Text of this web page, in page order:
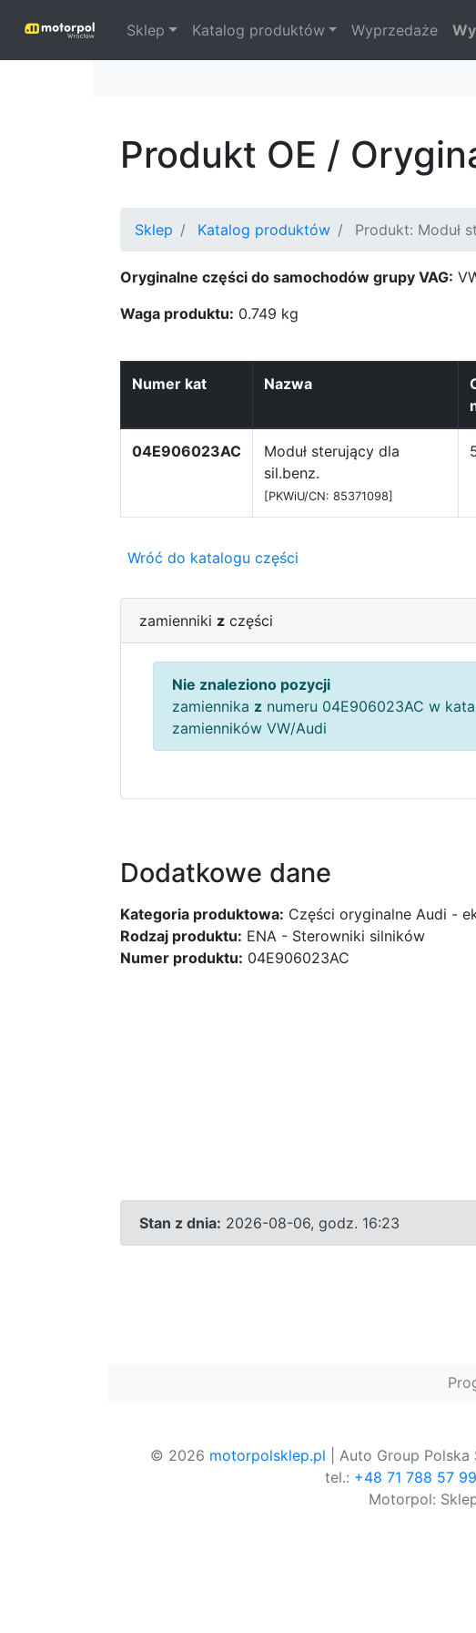
Sklep Katalog produktów Wyprzedaże
Produkt OE /
Sklep Katalog produktów Produkt: Moduł
Oryginalne części do samochodów grupy VAG:
Waga produktu: 0.749 kg
Numer kat Nazwa
04E906023AC
Moduł sterujący dla
sil.benz.
[PKWiU/CN: 85371098]
Wróć do katalogu części
zamienniki z części
Nie znaleziono pozycji
zamiennika z numeru 04E906023AC w
zamienników VW/Audi
Dodatkowe dane
Kategoria produktowa: Części oryginalne Audi -
Rodzaj produktu: ENA - Sterowniki silników
Numer produktu: 04E906023AC
Stan z dnia: 2026-08-06, godz. 16:23
© 2026 motorpolsklep.pl | Auto Group Polska
tel.: +48 71 788 57 99
Motorpol: